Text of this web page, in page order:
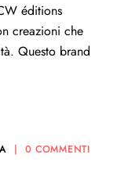
éditions
creazioni che
Questo brand
0 COMMENTI